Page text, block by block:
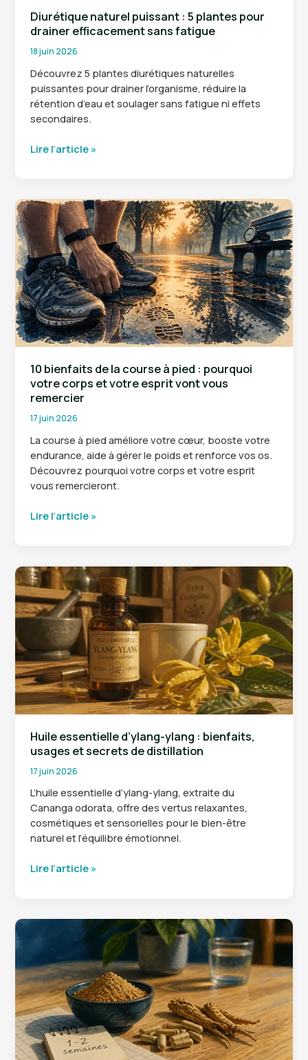
Diurétique naturel puissant : 5 plantes pour
drainer efficacement sans fatigue
18 juin 2026
Découvrez 5 plantes diurétiques naturelles
puissantes pour drainer l’organisme, réduire la
rétention d’eau et soulager sans fatigue ni effets
secondaires.
Diurétique
5
plantes
pour
drainer
efficacement
sans
fatigue
Lire l’article »
10 bienfaits de la course à pied : pourquoi
votre corps et votre esprit vont vous
remercier
17 juin 2026
La course à pied améliore votre cœur, booste votre
endurance, aide à gérer le poids et renforce vos os.
Découvrez pourquoi votre corps et votre esprit
vous remercieront.
10
course
à
pied
:
pourquoi
votre
corps
et
votre
esprit
vous
remercier
Lire l’article »
Huile essentielle d’ylang-ylang : bienfaits,
usages et secrets de distillation
17 juin 2026
L’huile essentielle d’ylang-ylang, extraite du
Cananga odorata, offre des vertus relaxantes,
cosmétiques et sensorielles pour le bien-être
naturel et l’équilibre émotionnel.
Huile
usages
et
secrets
de
distillation
Lire l’article »